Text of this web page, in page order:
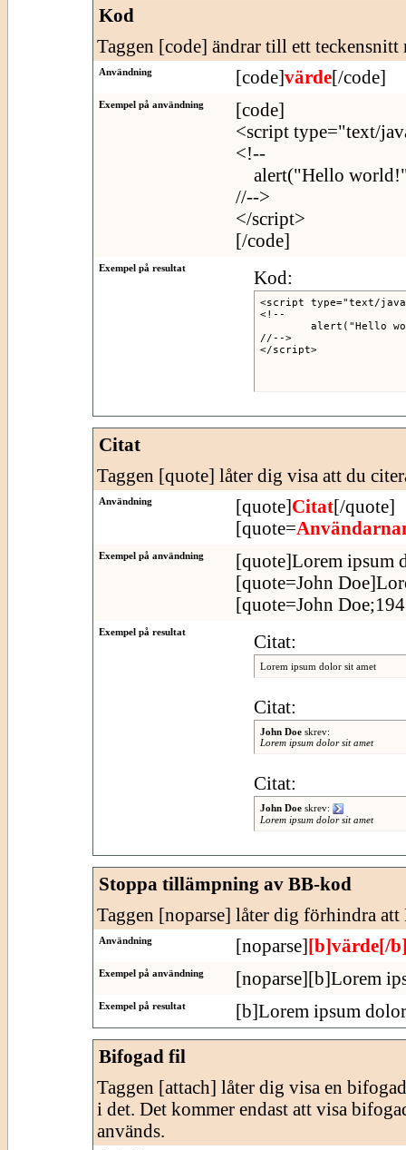
Kod
Taggen [code] ändrar till ett teckensnitt
Användning [code]värde[/code]
Exempel på användning
[code]
<script type="text/
<!--
alert("Hello
//-->
</script>
[/code]
Exempel på resultat Kod:
<script type="text/
<!--
//-->
</script>
Citat
Taggen [quote] låter dig visa att du
Användning [quote]Citat[/quote]
[quote=
Exempel på användning
[quote]Lorem ipsum
[quote=John
[quote=John
Exempel på resultat Citat:
Lorem ipsum dolor sit amet
Citat:
John Doeskrev:
Lorem ipsum dolor sit amet
Citat:
John Doeskrev:
Lorem ipsum dolor sit amet
Stoppa tillämpning av BB-kod
Taggen [noparse] låter dig förhindra
Användning [noparse][b]värde[/
Exempel på användning [noparse][b]Lorem
Exempel på resultat [b]Lorem ipsum
Bifogad fil
Taggen [attach] låter dig visa en
i det. Det kommer endast att visa
används.